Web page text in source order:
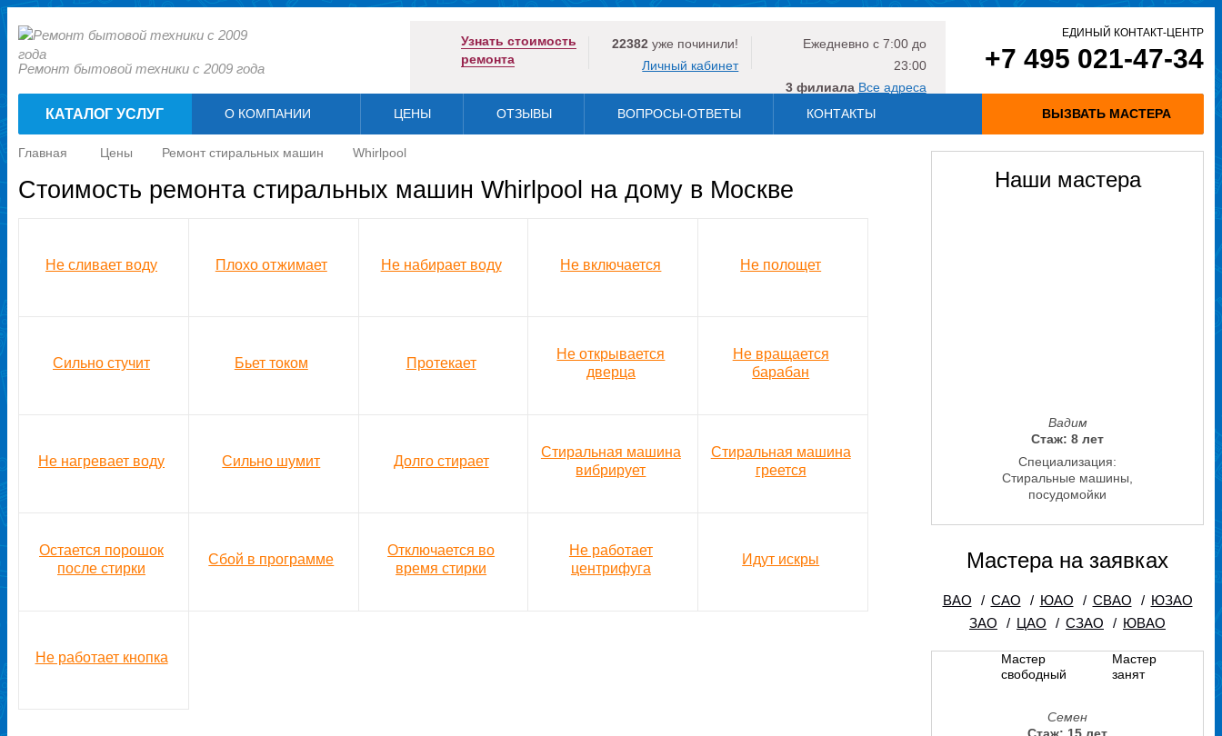
Ремонт бытовой техники с 2009 года
Узнать стоимость
ремонта
22382 уже починили!
Личный кабинет
Ежедневнос 7:00 до
23:00
3 филиала Все адреса
ЕДИНЫЙ КОНТАКТ-ЦЕНТР
+7 495 021-47-34
КАТАЛОГ УСЛУГ О КОМПАНИИ ЦЕНЫ ОТЗЫВЫ ВОПРОСЫ-ОТВЕТЫ КОНТАКТЫ ВЫЗВАТЬ МАСТЕРА
Главная Цены Ремонт стиральных машин Whirlpool
Стоимость ремонта стиральных машин Whirlpool на дому в Москве
Не сливает воду Плохо отжимает Не набирает воду Не включается Не полощет
Сильно стучит Бьет током Протекает
Не открывается
дверца
Не вращается
барабан
Не нагревает воду Сильно шумит Долго стирает
Стиральная машина
вибрирует
Стиральная машина
греется
Остается порошок
после стирки
Сбой в программе
Отключается во
время стирки
Не работает
центрифуга
Идут искры
Не работает кнопка
Наши мастера
Вадим
Стаж: 8 лет
Специализация:
Стиральные машины,
посудомойки
Семен
Мастера на заявках
ВАО / САО / ЮАО / СВАО / ЮЗАО
ЗАО
/ ЦАО / СЗАО / ЮВАО
Мастер
свободный
Мастер
занят